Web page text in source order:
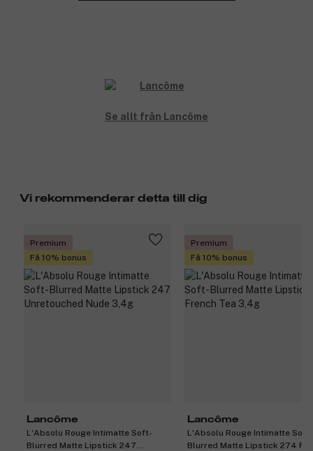
Se allt från Lancôme
Vi rekommenderar detta till dig
Premium
Få 10% bonus
Lancôme
L'Absolu Rouge Intimatte Soft-
Blurred Matte Lipstick 247
Premium
Få 10% bonus
Lancôme
L'Absolu Rouge Intimatte Soft-
Blurred Matte Lipstick 274